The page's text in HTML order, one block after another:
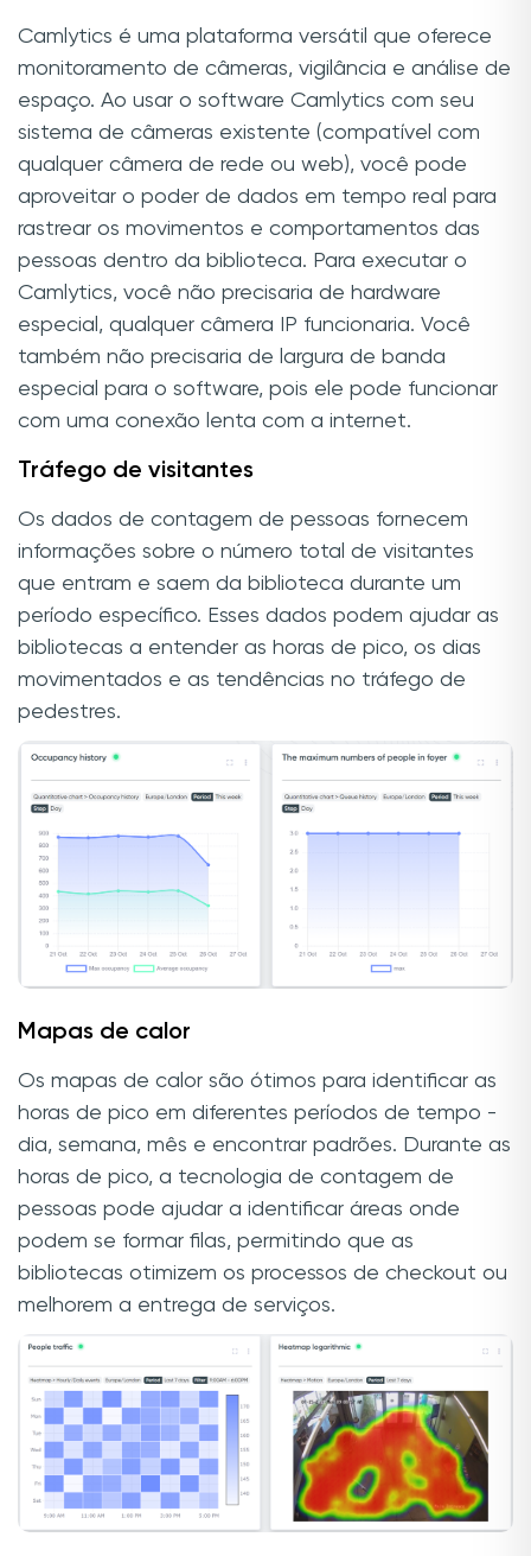
Camlytics é uma plataforma versátil que oferece
monitoramento de câmeras, vigilância e análise de
espaço. Ao usar o software Camlytics com seu
sistema de câmeras existente (compatível com
qualquer câmera de rede ou web), você pode
aproveitar o poder de dados em tempo real para
rastrear os movimentos e comportamentos das
pessoas dentro da biblioteca. Para executar o
Camlytics, você não precisaria de hardware
especial, qualquer câmera IP funcionaria. Você
também não precisaria de largura de banda
especial para o software, pois ele pode funcionar
com uma conexão lenta com a internet.
Tráfego de visitantes
Os dados de contagem de pessoas fornecem
informações sobre o número total de visitantes
que entram e saem da biblioteca durante um
período específico. Esses dados podem ajudar as
bibliotecas a entender as horas de pico, os dias
movimentados e as tendências no tráfego de
pedestres.
Mapas de calor
Os mapas de calor são ótimos para identificar as
horas de pico em diferentes períodos de tempo -
dia, semana, mês e encontrar padrões. Durante as
horas de pico, a tecnologia de contagem de
pessoas pode ajudar a identificar áreas onde
podem se formar filas, permitindo que as
bibliotecas otimizem os processos de checkout ou
melhorem a entrega de serviços.